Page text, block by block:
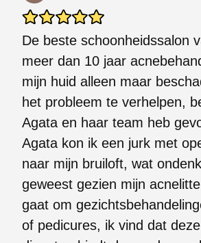
De beste schoonheidssalon
meer dan 10 jaar
mijn huid alleen maar
het probleem te verhelpen,
Agata en haar team heb
Agata kon ik een jurk met
naar mijn bruiloft, wat
geweest gezien mijn
gaat om
of pedicures, ik vind dat